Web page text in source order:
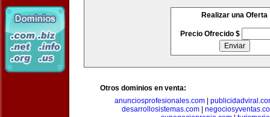
Realizar una Oferta
Precio Ofrecido $
Otros dominios en venta:
anunciosprofesionales.com|
desarrollosistemas.com|